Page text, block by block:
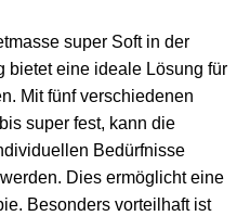
super Soft in der
bietet eine ideale Lösung für
Mit fünf verschiedenen
super fest, kann die
Bedürfnisse
Dies ermöglicht eine
Besonders vorteilhaft ist